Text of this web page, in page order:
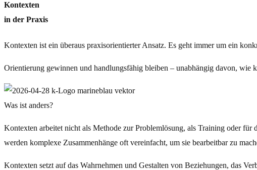
Kontexten
in der Praxis
Kontexten ist ein überaus praxisorientierter Ansatz. Es geht immer um ein
Orientierung gewinnen und handlungs­fähig bleiben – unabhängig davon, wie
Was ist anders?
Kontexten arbeitet nicht als Methode zur Problem­lösung, als Training oder
werden komplexe Zusammen­hänge oft vereinfacht, um sie bearbeit­bar zu
Kontexten setzt auf das Wahrnehmen und Gestalten von Beziehungen, das